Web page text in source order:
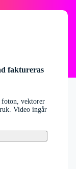
faktureras
vektorer
Video ingår